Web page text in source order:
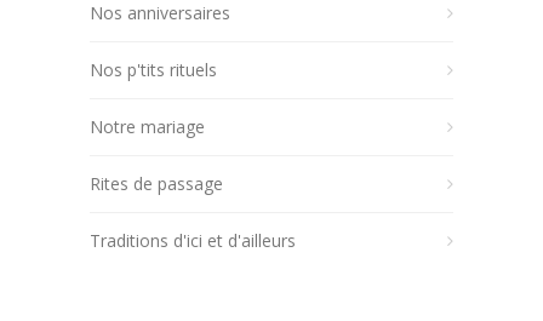
Nos anniversaires
Nos p'tits rituels
Notre mariage
Rites de passage
Traditions d'ici et d'ailleurs